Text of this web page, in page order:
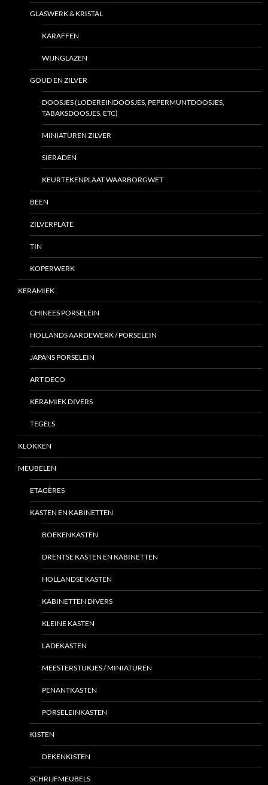
GLASWERK & KRISTAL
KARAFFEN
WIJNGLAZEN
GOUD EN ZILVER
DOOSJES (LODEREINDOOSJES, PEPERMUNTDOOSJES,
TABAKSDOOSJES, ETC)
MINIATUREN ZILVER
SIERADEN
KEURTEKENPLAAT WAARBORGWET
BEEN
ZILVERPLATE
TIN
KOPERWERK
KERAMIEK
CHINEES PORSELEIN
HOLLANDS AARDEWERK / PORSELEIN
JAPANS PORSELEIN
ART DECO
KERAMIEK DIVERS
TEGELS
KLOKKEN
MEUBELEN
ETAGÈRES
KASTEN EN KABINETTEN
BOEKENKASTEN
DRENTSE KASTEN EN KABINETTEN
HOLLANDSE KASTEN
KABINETTEN DIVERS
KLEINE KASTEN
LADEKASTEN
MEESTERSTUKJES / MINIATUREN
PENANTKASTEN
PORSELEINKASTEN
KISTEN
DEKENKISTEN
SCHRIJFMEUBELS